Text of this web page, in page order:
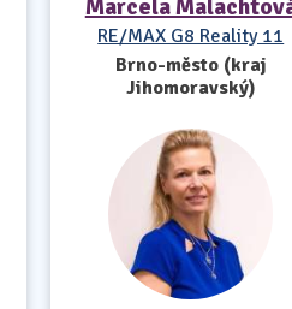
Marcela
RE/MAX G8 Reality 11
Brno-město (kraj
Jihomoravský)